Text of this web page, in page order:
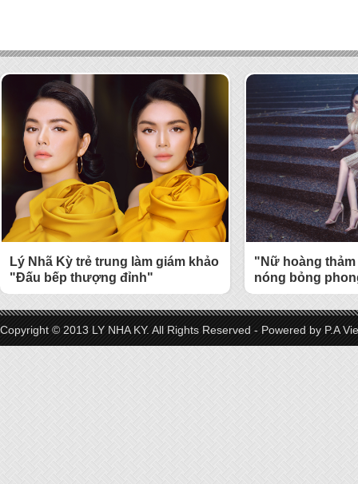
Lý Nhã Kỳ trẻ trung làm giám khảo
"Đấu bếp thượng đỉnh"
"Nữ hoàng
nóng bỏng
Copyright © 2013 LY NHA KY. All Rights Reserved - Powered by P.A